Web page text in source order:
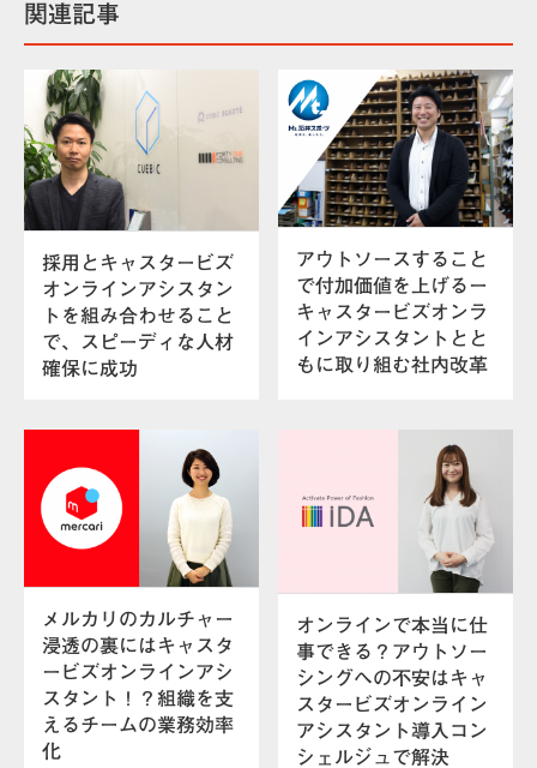
関連記事
採用とキャスタービズ
オンラインアシスタン
トを組み合わせること
で、スピーディな人材
確保に成功
アウトソースすること
で付加価値を上げるー
キャスタービズオンラ
インアシスタントとと
もに取り組む社内改革
メルカリのカルチャー
浸透の裏にはキャスタ
ービズオンラインアシ
スタント！？組織を支
えるチームの業務効率
化
オンラインで本当に仕
事できる？アウトソー
シングへの不安はキャ
スタービズオンライン
アシスタント導入コン
シェルジュで解決